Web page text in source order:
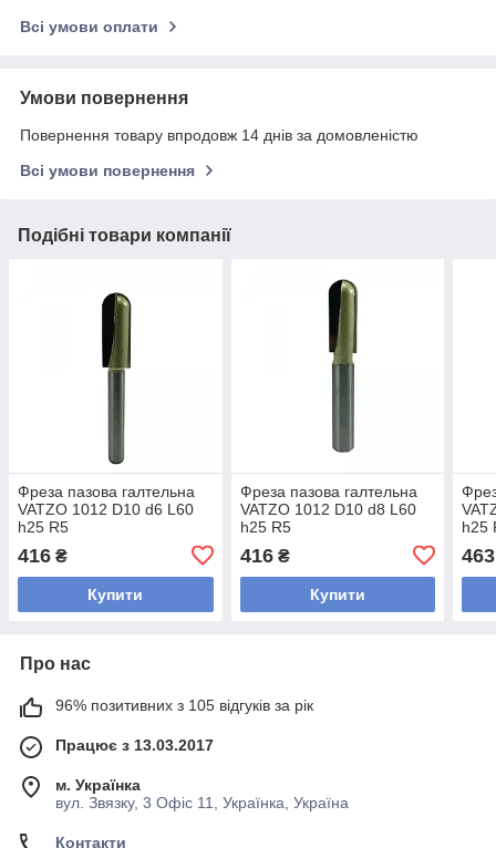
Всі умови оплати
Умови повернення
Повернення товару впродовж 14 днів за домовленістю
Всі умови повернення
Подібні товари компанії
Фреза пазова галтельна
VATZO 1012 D10 d6 L60
h25 R5
416 ₴
Купити
Фреза пазова галтельна
VATZO 1012 D10 d8 L60
h25 R5
416₴
Купити
h25
463
Про нас
96% позитивних з 105 відгуків за рік
Працює з 13.03.2017
м. Українка
вул. Звязку, 3 Офіс 11, Українка, Україна
Контакти